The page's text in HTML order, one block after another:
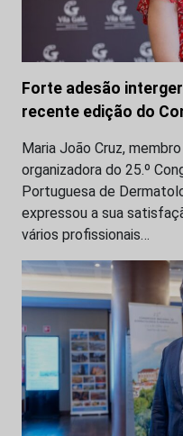
Forte adesão
recente edição do
Maria João Cruz,
organizadora do 25.º
Portuguesa de
expressou a sua
vários profissionais…